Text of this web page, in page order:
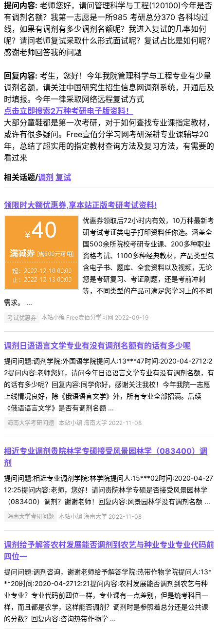
提问内容: 老师您好，请问管理科学与工程(120100)今年是否
有调剂名额？我第一志愿是一所985 考研总分370 各科均过
线，如果有调剂有多少调剂名额呢？我进入复试的几率如何
呢？请问老师复试采取什么形式面试呢？复试占比是如何呢？
感谢老师回答我的问题
回复内容: 考生，您好！今年我院管理科学与工程专业有少量
调剂名额，请关注中国研究生招生信息网调剂系统，开通后及
时填报。今年一律采取网络远程复试方式
点击立即搜索2万种考研电子版资料！
大部分童鞋都是第一次考研，对于如何查找专业课指定教材，
或许有很多疑问。Free壹佰分学习网考研深耕专业课辅导20
年，总结了超实用的指定教材查询方法及复习方法，有需要的
看过来
相关话题/调剂 复试
领限时大额优惠券,享本站正版考研考试资料!
优惠券领取后72小时内有效，10万种最新考
研考试考证类电子打印资料任你选。涵盖全
国500余所院校考研专业课、200多种职业
资格考试、1100多种经典教材，产品类型包
含电子书、题库、全套资料以及视频，无论
您是考研复习、考证刷题，还是考前冲刺
等，不同类型的产品可满足您学习上的不同
需求。 ...
考试优惠券 本站小编 Free壹佰分学习网 2022-09-19
调剂日语语言文学专业有没有调剂名额有的话有多少呢
提问问题:调剂学院:外国语学院提问人:13***47时间:2020-04-2712:2
2提问内容:老师您好，请问今年日语语言文学专业有没有调剂名额，有
的话有多少呢？回复内容:同学你好，感谢关注我校！今年我院一志愿
上线情况良好，除《俄语语言文学》外，所有专业全部招满。后续
《俄语语言文学》是否有调剂名额 ...
海南大学考研问题 本站小编 海南大学 2022-11-08
相近专业调剂贵院林学专硕接受风景园林学（083400）调
剂
提问问题:相近专业调剂学院:林学院提问人:15***02时间:2020-04-27
12:25提问内容:老师，您好！请问贵院林学专硕是否接受风景园林学
（083400）调剂？谢谢老师！回复内容:风景园林学没有调剂名额 ...
海南大学考研问题 本站小编 海南大学 2022-11-08
调剂给予解答农村发展能否调剂到农艺与种业专业专业代码前
四位一
提问问题:调剂咨询，谢谢老师给予解答学院:热带作物学院提问人:13*
**20时间:2020-04-2712:21提问内容:农村发展能否调剂到农艺与种
业专业？专业代码前四位一样，专业课有一点差别，但是统考科目一
样，而且都是农学，这样能否调剂？调剂时是参照着总分还是公共课
的分数？回复内容:咨询热带作物学 ...